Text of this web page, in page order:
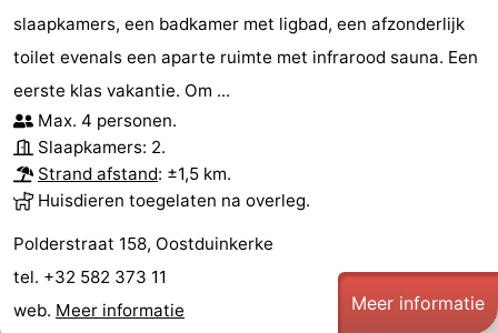
slaapkamers, een badkamer met ligbad, een afzonderlijk
toilet evenals een aparte ruimte met infrarood sauna. Een
eerste klas vakantie. Om ...
Max. 4 personen.
Slaapkamers: 2.
Strand afstand: ±1,5 km.
Huisdieren toegelaten na overleg.
Polderstraat 158, Oostduinkerke
tel. +32 582 373 11
web. Meer informatie Meer informatie